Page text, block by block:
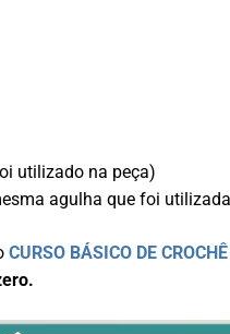
utilizado na peça)
agulha que foi
CURSO BÁSICO DE